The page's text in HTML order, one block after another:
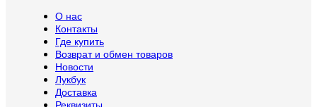
О нас
Контакты
Где купить
Возврат и обмен товаров
Новости
Лукбук
Доставка